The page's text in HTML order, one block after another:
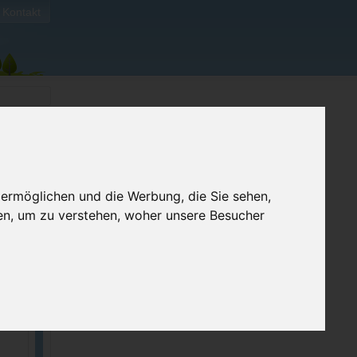
und die Werbung, die Sie sehen,
um zu verstehen, woher unsere Besucher